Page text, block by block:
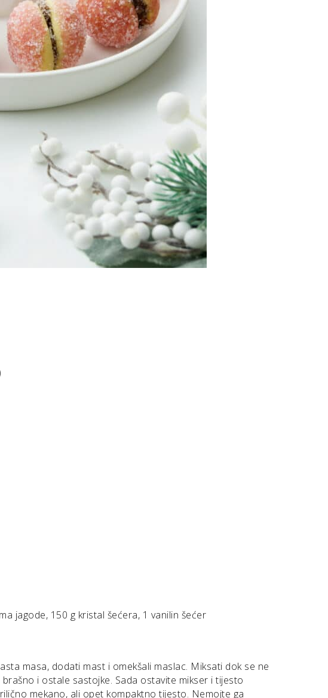
jagode, 150 g kristal šećera, 1 vanilin šećer
masa, dodati mast i omekšali maslac. Miksati dok se ne
i ostale sastojke. Sada ostavite mikser i tijesto
mekano, ali opet kompaktno tijesto. Nemojte ga